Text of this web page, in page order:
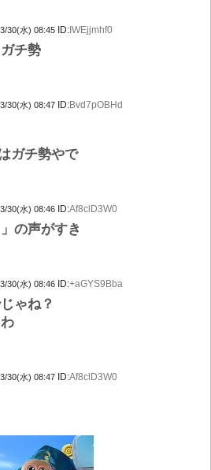
30(水) 08:45 ID: IWEjjmhf0
チ勢
30(水) 08:47 ID:Bvd7pOBHd
ガチ勢やで
30(水) 08:46 ID:Af8clD3W0
の声がすき
30(水) 08:46 ID:+aGYS9Bba
ゃね？
30(水) 08:47 ID:Af8clD3W0